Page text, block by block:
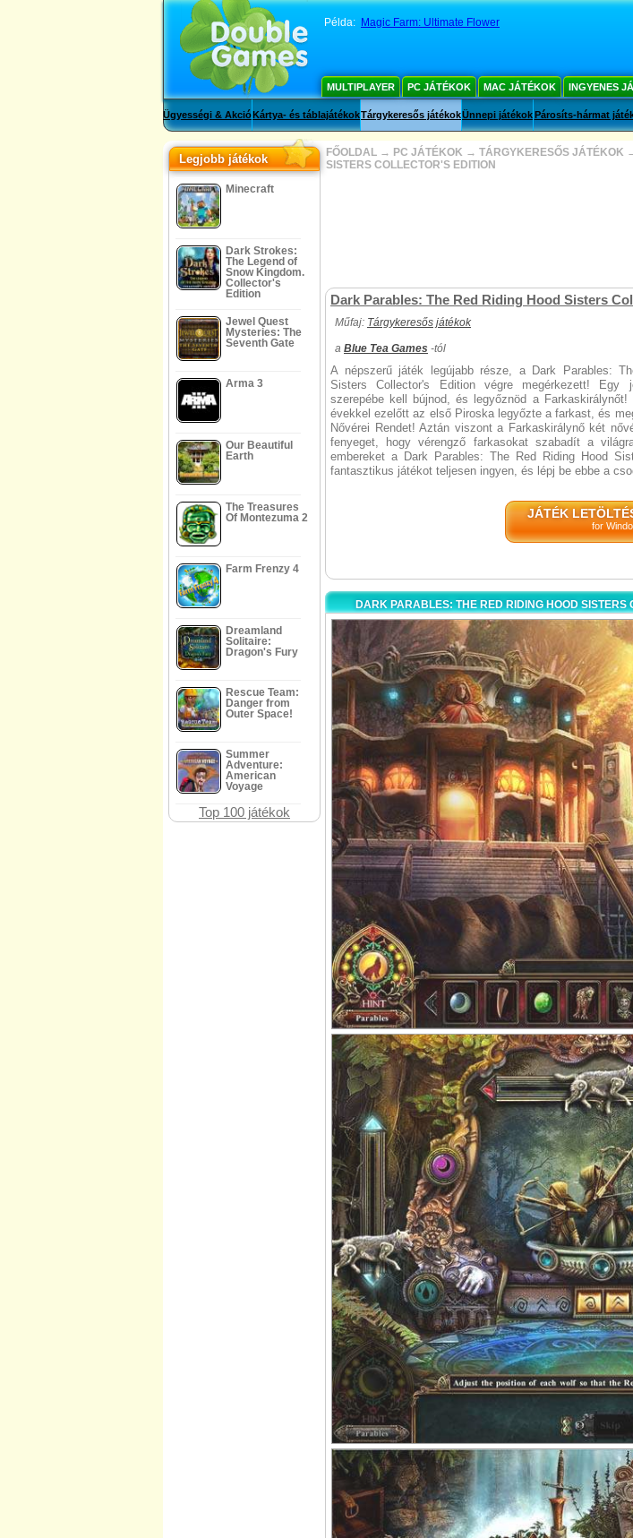
Példa: Magic Farm: Ultimate Flower
MULTIPLAYER PC JÁTÉKOK MAC JÁTÉKOK INGYENES
Ügyességi & AkcióKártya- és táblajátékokTárgykeresős játékokÜnnepi játékokPárosíts-hármat
Legjobb játékok
Minecraft
Dark Strokes:
The Legend of
Snow Kingdom.
Collector's
Edition
Jewel Quest
Mysteries: The
Seventh Gate
Arma 3
Our Beautiful
Earth
The Treasures
Of Montezuma 2
Farm Frenzy 4
Dreamland
Solitaire:
Dragon's Fury
Rescue Team:
Danger from
Outer Space!
Summer
Adventure:
American
Voyage
Top 100 játékok
FŐOLDAL → PC JÁTÉKOK → TÁRGYKERESŐS JÁTÉKOK
SISTERS COLLECTOR'S EDITION
Dark Parables: The Red Riding Hood Sisters
Műfaj: Tárgykeresős játékok
a Blue Tea Games -tól
A népszerű játék legújabb része, a Dark Parables:
Sisters Collector's Edition végre megérkezett! Egy
szerepébe kell bújnod, és legyőznöd a
évekkel ezelőtt az első Piroska legyőzte a farkast, és
Nővérei Rendet! Aztán viszont a Farkaskirálynő két
fenyeget, hogy vérengző farkasokat szabadít a
embereket a Dark Parables: The Red Riding Hood
fantasztikus játékot teljesen ingyen, és lépj be ebbe a
JÁTÉK
for
DARK PARABLES: THE RED RIDING HOOD